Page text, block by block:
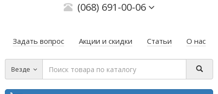
(068) 691-00-06
Задать вопрос Акции и скидки Статьи О нас
Везде